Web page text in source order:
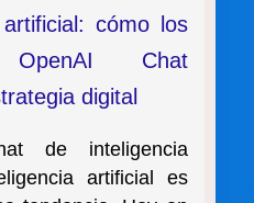
cómo los
Chat
digital
de inteligencia
artificial es